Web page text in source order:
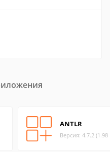
ANTLR
Версия: 4.7.2